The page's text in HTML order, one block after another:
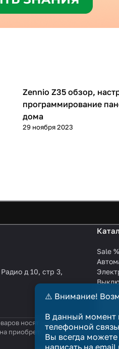
Видеообзоры
Zennio Z35 обзор,
программирование
дома
29 ноября 2023
д 10, стр 3,
Sale %
KNX
носят справочный характер
приобретение товара.
⚠️ Внимание!
В данный момент
телефонной
Вы всегда
написать на